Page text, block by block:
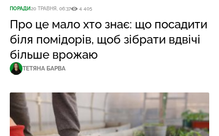
ПОРАДИ20 ТРАВНЯ, 06:37 4 405
Про це мало хто знає: що посадити
біля помідорів, щоб зібрати вдвічі
більше врожаю
ТЕТЯНА БАРВА